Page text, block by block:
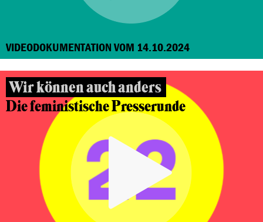
VIDEODOKUMENTATION VOM 14.10.2024
Wir können auch anders
Die feministische Presserunde